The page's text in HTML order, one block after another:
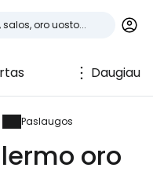
Daugiau
Paslaugos
oro